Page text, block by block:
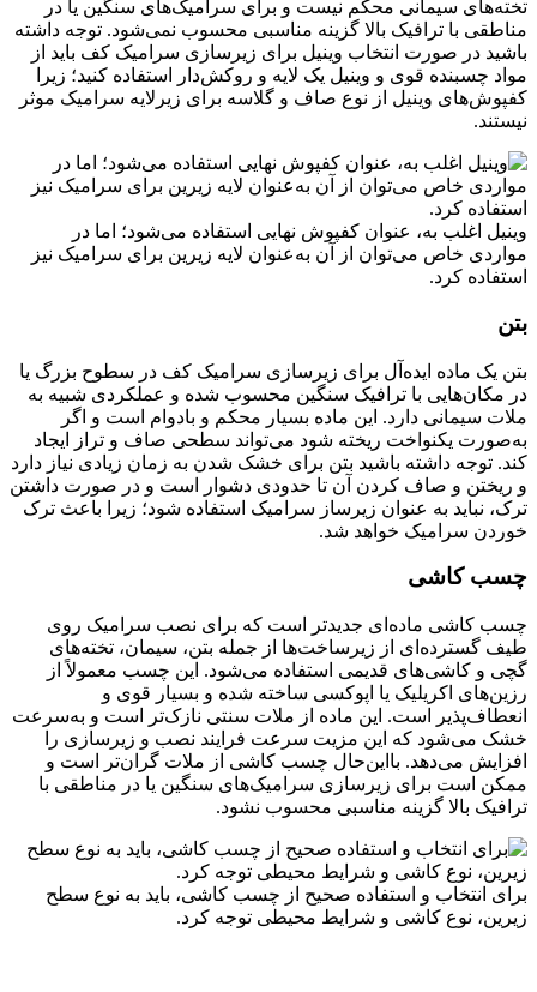
تخته‌های سیمانی محکم نیست و برای سرامیک‌های سنگین یا در
مناطقی با ترافیک بالا گزینه مناسبی محسوب نمی‌شود. توجه داشته
باشید در صورت انتخاب وینیل برای زیرسازی سرامیک کف باید از
مواد چسبنده قوی و وینیل یک لایه و روکش‌دار استفاده کنید؛ زیرا
کفپوش‌های وینیل از نوع صاف و گلاسه برای زیرلایه سرامیک موثر
نیستند.
وینیل اغلب به، عنوان کفپوش نهایی استفاده می‌شود؛ اما در
مواردی خاص می‌توان از آن به‌عنوان لایه زیرین برای سرامیک نیز
استفاده کرد.
بتن
بتن یک ماده ایده‌آل برای زیرسازی سرامیک کف در سطوح بزرگ یا
در مکان‌هایی با ترافیک سنگین محسوب شده و عملکردی شبیه به
ملات سیمانی دارد. این ماده بسیار محکم و بادوام است و اگر
به‌صورت یکنواخت ریخته شود می‌تواند سطحی صاف و تراز ایجاد
کند. توجه داشته باشید بتن برای خشک شدن به زمان زیادی نیاز دارد
و ریختن و صاف کردن آن تا حدودی دشوار است و در صورت داشتن
ترک، نباید به عنوان زیرساز سرامیک استفاده شود؛ زیرا باعث ترک
خوردن سرامیک‌ خواهد شد.
چسب کاشی
چسب کاشی ماده‌ای جدیدتر است که برای نصب سرامیک روی
طیف گسترده‌ای از زیرساخت‌ها از جمله بتن، سیمان، تخته‌های
گچی و کاشی‌های قدیمی استفاده می‌شود. این چسب معمولاً از
رزین‌های اکریلیک یا اپوکسی ساخته شده و بسیار قوی و
انعطاف‌پذیر است. این ماده از ملات سنتی نازک‌تر است و به‌سرعت
خشک می‌شود که این مزیت سرعت فرایند نصب و زیرسازی را
افزایش می‌دهد. بااین‌حال چسب کاشی از ملات گران‌تر است و
ممکن است برای زیرسازی سرامیک‌های سنگین یا در مناطقی با
ترافیک بالا گزینه مناسبی محسوب نشود.
برای انتخاب و استفاده صحیح از چسب کاشی، باید به نوع سطح
زیرین، نوع کاشی و شرایط محیطی توجه کرد.